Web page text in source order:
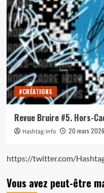
#CRÉATIONS
Revue Bruire #5. Hors-
Hashtag-Info 20 mars 2026
https://twitter.com/
Vous avez peut-être